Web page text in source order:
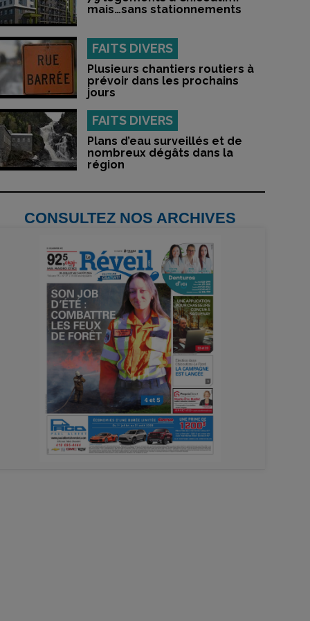
mais…sans stationnements
FAITS DIVERS
Plusieurs chantiers routiers à
prévoir dans les prochains
jours
FAITS DIVERS
Plans d’eau surveillés et de
nombreux dégâts dans la
région
CONSULTEZ NOS ARCHIVES